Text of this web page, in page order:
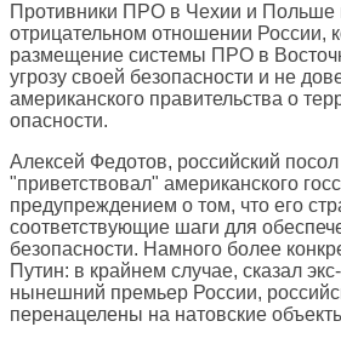
Противники ПРО в Чехии и Польше
отрицательном отношении России,
размещение системы ПРО в
угрозу своей безопасности и не
американского правительства о
опасности.
Алексей Федотов, российский
"приветствовал" американского
предупреждением о том, что его
соответствующие шаги для
безопасности. Намного более
Путин: в крайнем случае, сказал
нынешний премьер России,
перенацелены на натовские